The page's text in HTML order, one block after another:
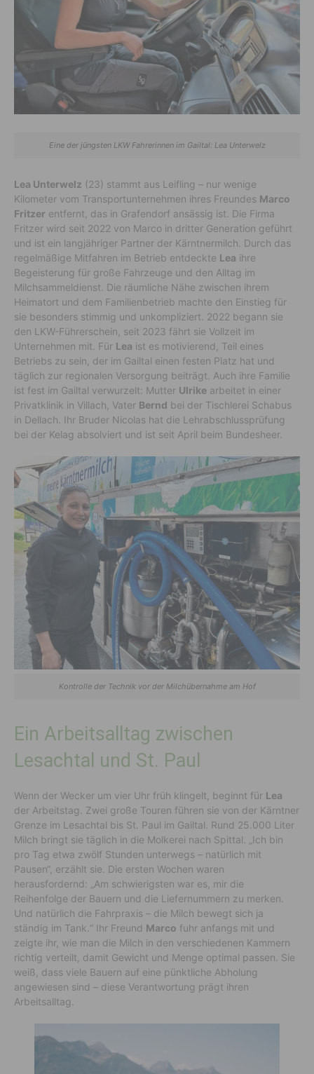
Eine der jüngsten LKW Fahrerinnen im Gailtal: Lea Unterwelz
Lea Unterwelz (23) stammt aus Leifling – nur wenige
Kilometer vom Transportunternehmen ihres Freundes Marco
Fritzer entfernt, das in Grafendorf ansässig ist. Die Firma
Fritzer wird seit 2022 von Marco in dritter Generation geführt
und ist ein langjähriger Partner der Kärntnermilch. Durch das
regelmäßige Mitfahren im Betrieb entdeckte Lea ihre
Begeisterung für große Fahrzeuge und den Alltag im
Milchsammeldienst. Die räumliche Nähe zwischen ihrem
Heimatort und dem Familienbetrieb machte den Einstieg für
sie besonders stimmig und unkompliziert. 2022 begann sie
den LKW-Führerschein, seit 2023 fährt sie Vollzeit im
Unternehmen mit. Für Lea ist es motivierend, Teil eines
Betriebs zu sein, der im Gailtal einen festen Platz hat und
täglich zur regionalen Versorgung beiträgt. Auch ihre Familie
ist fest im Gailtal verwurzelt: Mutter Ulrike arbeitet in einer
Privatklinik in Villach, Vater Bernd bei der Tischlerei Schabus
in Dellach. Ihr Bruder Nicolas hat die Lehrabschlussprüfung
bei der Kelag absolviert und ist seit April beim Bundesheer.
Kontrolle der Technik vor der Milchübernahme am Hof
Ein Arbeitsalltag zwischen
Lesachtal und St. Paul
Wenn der Wecker um vier Uhr früh klingelt, beginnt für Lea
der Arbeitstag. Zwei große Touren führen sie von der Kärntner
Grenze im Lesachtal bis St. Paul im Gailtal. Rund 25.000 Liter
Milch bringt sie täglich in die Molkerei nach Spittal. „Ich bin
pro Tag etwa zwölf Stunden unterwegs – natürlich mit
Pausen“, erzählt sie. Die ersten Wochen waren
herausfordernd: „Am schwierigsten war es, mir die
Reihenfolge der Bauern und die Liefernummern zu merken.
Und natürlich die Fahrpraxis – die Milch bewegt sich ja
ständig im Tank.“ Ihr Freund Marco fuhr anfangs mit und
zeigte ihr, wie man die Milch in den verschiedenen Kammern
richtig verteilt, damit Gewicht und Menge optimal passen. Sie
weiß, dass viele Bauern auf eine pünktliche Abholung
angewiesen sind – diese Verantwortung prägt ihren
Arbeitsalltag.